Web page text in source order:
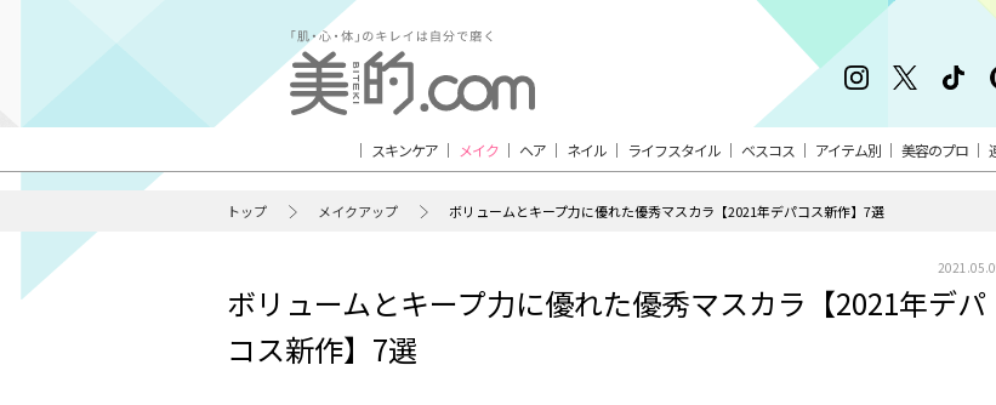
スキンケア メイク ヘア ネイル ライフスタイル ベスコス アイテム別 美容のプロ
トップ メイクアップ ボリュームとキープ力に優れた優秀マスカラ【2021年デパコス新作】7選
ボリュームとキープ力に優れた優秀マスカラ【2021年デパ
コス新作】7選